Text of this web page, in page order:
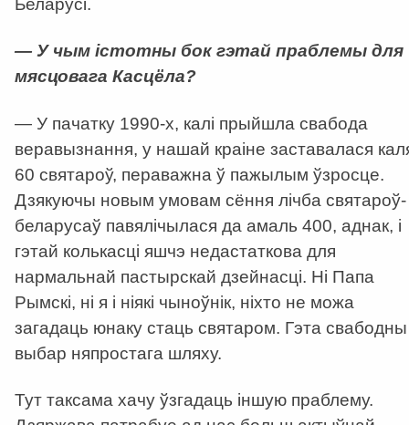
Беларусі.
— У чым істотны бок гэтай праблемы для
мясцовага Касцёла?
— У пачатку 1990-х, калі прыйшла свабода
веравызнання, у нашай краіне заставалася
60 святароў, пераважна ў пажылым ўзросце.
Дзякуючы новым умовам сёння лічба святароў-
беларусаў павялічылася да амаль 400, аднак, і
гэтай колькасці яшчэ недастаткова для
нармальнай пастырскай дзейнасці. Ні Папа
Рымскі, ні я і ніякі чыноўнік, ніхто не можа
загадаць юнаку стаць святаром. Гэта свабодны
выбар няпростага шляху.
Тут таксама хачу ўзгадаць іншую праблему.